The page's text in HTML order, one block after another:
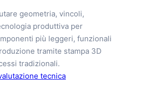
geometria, vincoli,
produttiva per
più leggeri, funzionali
tramite stampa 3D
tradizionali.
tecnica